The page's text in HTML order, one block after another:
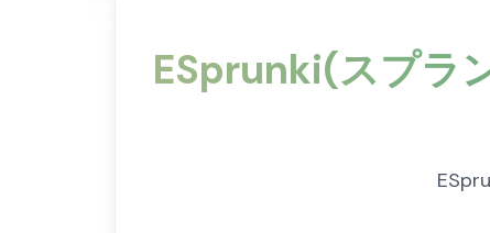
ESprunki(スプラ